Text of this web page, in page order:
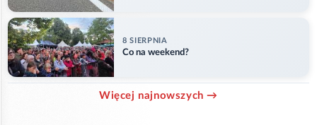
8 SIERPNIA
Co na weekend?
Więcej najnowszych →